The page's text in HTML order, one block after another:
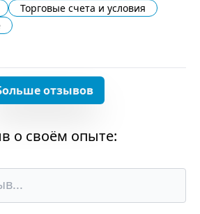
Торговые счета и условия
отзывов
о своём опыте: